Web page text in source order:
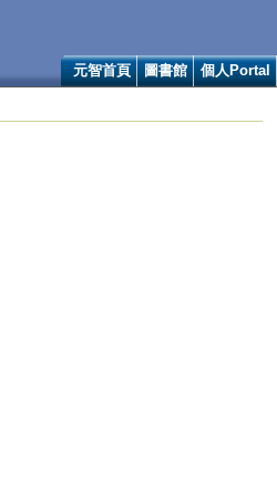
元智首頁 圖書館 個人Portal